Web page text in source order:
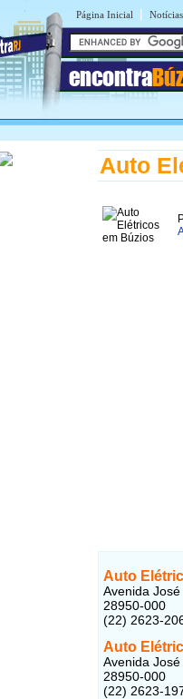
Página Inicial |
encontra
Auto
Auto
Avenida
28950-000
(22) 2623-
Auto
Avenida
28950-000
(22) 2623-